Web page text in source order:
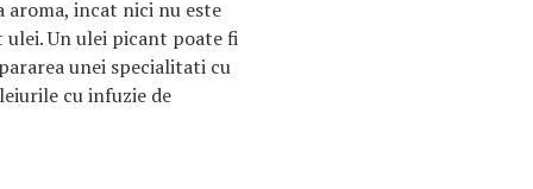
aroma, incat nici nu este
Un ulei picant poate fi
unei specialitati cu
cu infuzie de